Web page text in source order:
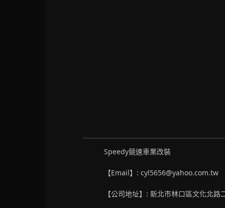
Speedy競速車業改裝
【Email】: cyl5656@yahoo.com.tw
【公司地址】: 新北市林口區文化北